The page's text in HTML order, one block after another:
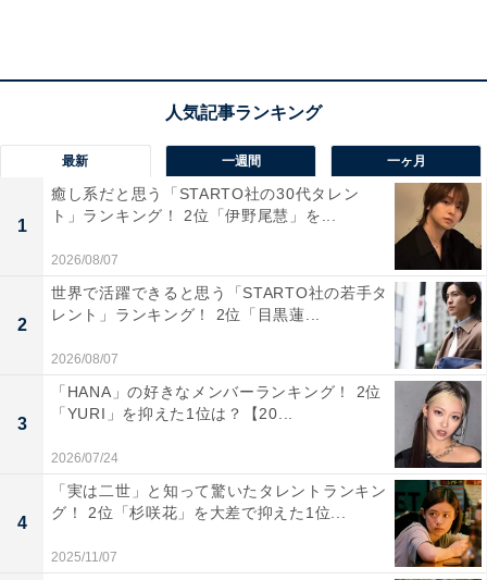
2位：ゲームクリエイター
2021年では4位だった「ゲームクリエイター」が2位にラ
ンクイン。同調査における過去最高順位を獲得しまし
た。ゲーム大国の日本。小さな頃からゲームに慣れ親し
んでいる子どもにとって、「自分が思い描くゲームを開
発すること」は、将来の夢として、具体的にイメージが
しやすいのではないでしょうか。
コロナ禍でのゲーム需要が拡大したこと、さらにコンピ
ューター上での“スポーツ競技”として世界的に人気を集
めているeスポーツなども、子どもの興味に影響を与え
ていそうですね。
最新 一週間 一ヶ月
1
癒し系だと思う「STARTO社の30代タレン
ト」ランキング！ 2位「伊野尾慧」を...
2026/08/07
2
世界で活躍できると思う「STARTO社の若手タ
レント」ランキング！ 2位「目黒蓮...
2026/08/07
3
「HANA」の好きなメンバーランキング！ 2位
「YURI」を抑えた1位は？【20...
2026/07/24
4
「実は二世」と知って驚いたタレントランキン
グ！ 2位「杉咲花」を大差で抑えた1位...
2025/11/07